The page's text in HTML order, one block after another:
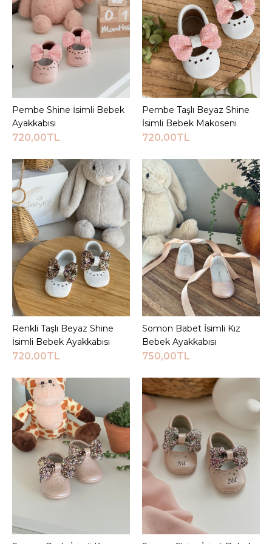
KARŞILAŞTIRMA LISTESINE EKLE
ALIŞVERIŞ LISTESINE EKLE
JEEYMI BABY
Pembe Kalp Detaylı Luz
720,00TL
Sepete Ekle
KARŞILAŞTIRMA LISTESINE EKLE
ALIŞVERIŞ LISTESINE EKLE
JEEYMI BABY
Pembe Luz İsimli Bebek
Ayakkabısı
720,00TL
Sepete Ekle
KARŞILAŞTIRMA LISTESINE EKLE
ALIŞVERIŞ LISTESINE EKLE
JEEYMI BABY
Pembe Pody İsimli
Bebek Ayakkabısı
720,00TL
Sepete Ekle
Sepete Ekle
Pembe Shine İsimli Bebek
Ayakkabısı
720,00TL
Sepete Ekle
Pembe Taşlı Beyaz Shine
İsimli Bebek Makoseni
720,00TL
Sepete Ekle
Renkli Taşlı Beyaz Shine
İsimli Bebek Ayakkabısı
720,00TL
Sepete Ekle
Somon Babet İsimli Kız
Bebek Ayakkabısı
750,00TL